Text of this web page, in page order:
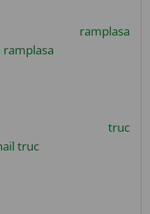
ramplasa
truc